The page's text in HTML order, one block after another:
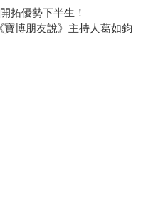
拓優勢下半生！
博朋友說》主持人葛如鈞